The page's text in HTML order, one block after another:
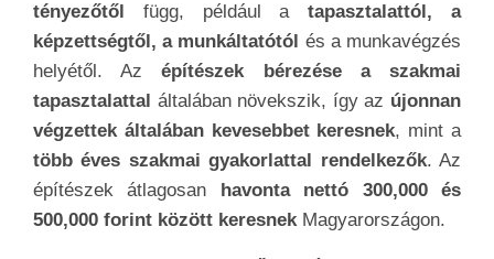
tényezőtől függ, például atapasztalattól, a
képzettségtől, a munkáltatótól és a munkavégzés
helyétől. Az építészek bérezése a szakmai
tapasztalattal általában növekszik, így az újonnan
végzettek általában kevesebbet keresnek, mint a
több éves szakmai gyakorlattal rendelkezők. Az
építészek átlagosan havonta nettó 300,000 és
500,000 forint között keresnek Magyarországon.